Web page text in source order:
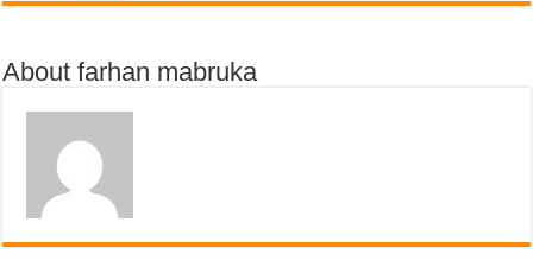
About farhan mabruka